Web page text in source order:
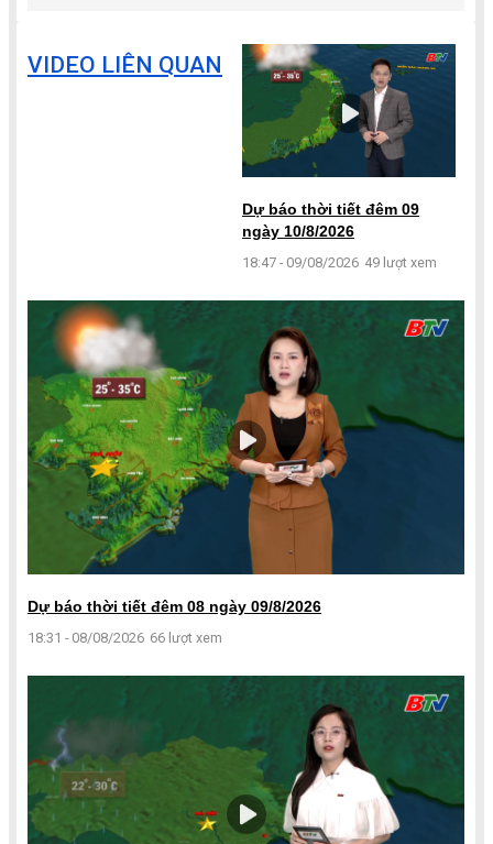
VIDEO LIÊN QUAN
Dự báo thời tiết đêm 09
ngày 10/8/2026
18:47 - 09/08/2026 49 lượt xem
Dự báo thời tiết đêm 08 ngày 09/8/2026
18:31 - 08/08/2026 66 lượt xem